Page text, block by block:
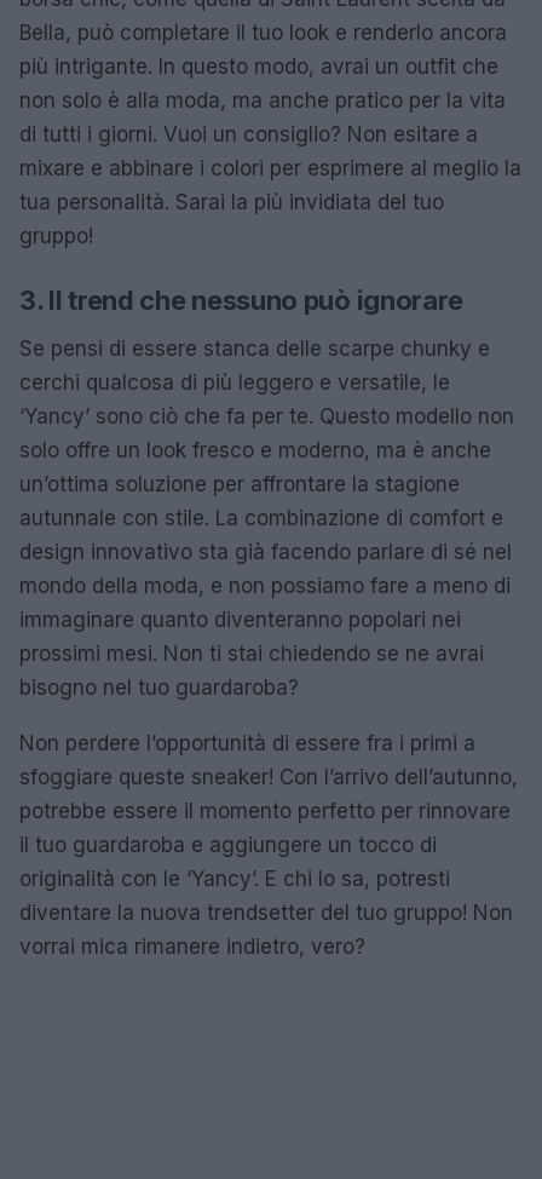
Bella, può completare il tuo look e renderlo ancora
più intrigante. In questo modo, avrai un outfit che
non solo è alla moda, ma anche pratico per la vita
di tutti i giorni. Vuoi un consiglio? Non esitare a
mixare e abbinare i colori per esprimere al meglio la
tua personalità. Sarai la più invidiata del tuo
gruppo!
3. Il trend che nessuno può ignorare
Se pensi di essere stanca delle scarpe chunky e
cerchi qualcosa di più leggero e versatile, le
‘Yancy’ sono ciò che fa per te. Questo modello non
solo offre un look fresco e moderno, ma è anche
un’ottima soluzione per affrontare la stagione
autunnale con stile. La combinazione di comfort e
design innovativo sta già facendo parlare di sé nel
mondo della moda, e non possiamo fare a meno di
immaginare quanto diventeranno popolari nei
prossimi mesi. Non ti stai chiedendo se ne avrai
bisogno nel tuo guardaroba?
Non perdere l’opportunità di essere fra i primi a
sfoggiare queste sneaker! Con l’arrivo dell’autunno,
potrebbe essere il momento perfetto per rinnovare
il tuo guardaroba e aggiungere un tocco di
originalità con le ‘Yancy’. E chi lo sa, potresti
diventare la nuova trendsetter del tuo gruppo! Non
vorrai mica rimanere indietro, vero?